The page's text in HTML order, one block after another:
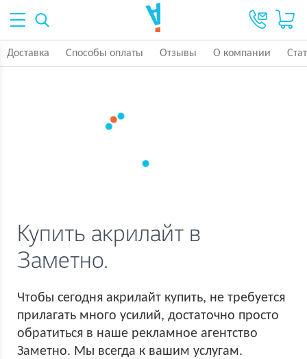
Доставка Способы оплаты Отзывы О компании
Купить акрилайт в
Заметно.
Чтобы сегодня акрилайт купить, не требуется
прилагать много усилий, достаточно просто
обратиться в наше рекламное агентство
Заметно. Мы всегда к вашим услугам.